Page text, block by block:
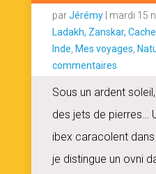
parJérémy| mardi 15
Ladakh, Zanskar,
Inde, Mes voyages,
commentaires
Sous un ardent
des jets de pierres…
ibex caracolent dans
je distingue un ovni